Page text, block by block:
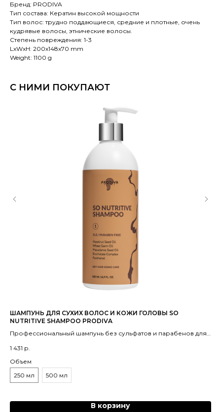
Бренд: PRODIVA
Тип состава: Кератин высокой мощности
Тип волос: трудно поддающиеся, средние и плотные, очень
кудрявые волосы, этнические волосы.
Степень повреждения: 1-3
LxWxH: 200x148x70 mm
Weight: 1100 g
С НИМИ ПОКУПАЮТ
ШАМПУНЬ ДЛЯ СУХИХ ВОЛОС И КОЖИ ГОЛОВЫ SO
NUTRITIVE SHAMPOO PRODIVA
Профессиональный шампунь без сульфатов и парабенов для
подходит для поддержания салонных процедур
1 431 р.
Объем
250 мл
500 мл
В корзину